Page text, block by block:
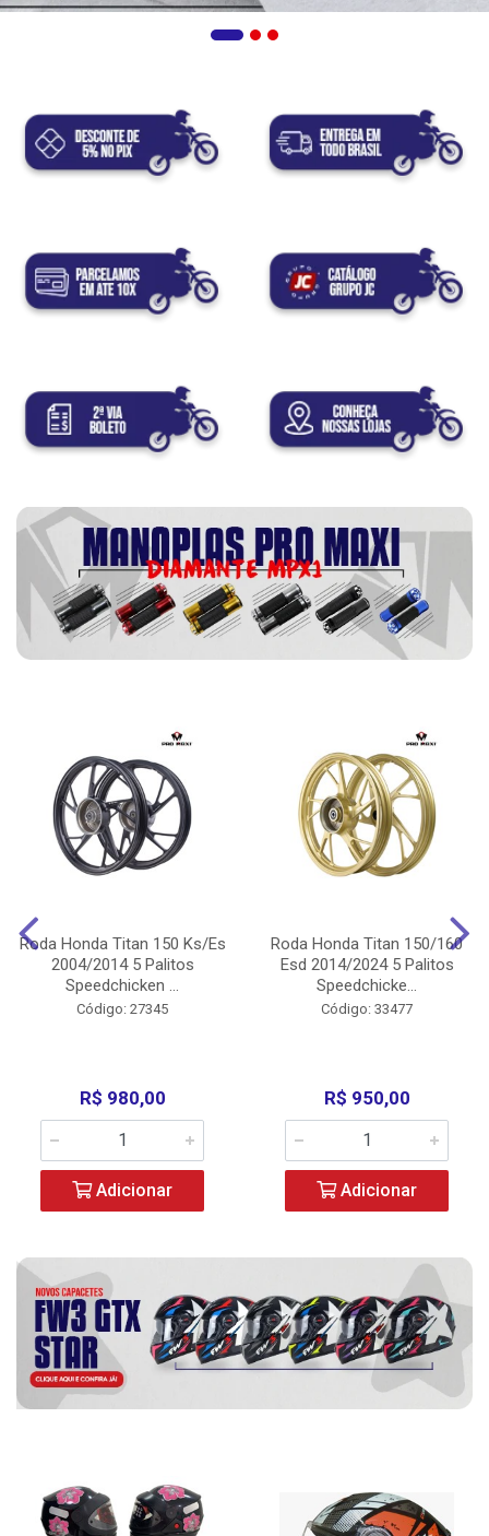
Roda Honda Titan 150 Ks/Es
2004/2014 5 Palitos
Speedchicken ...
Código: 27345
R$ 980,00
Adicionar
Roda Honda Titan 150/160
Esd 2014/2024 5 Palitos
Speedchicke...
Código: 33477
R$ 950,00
Adicionar